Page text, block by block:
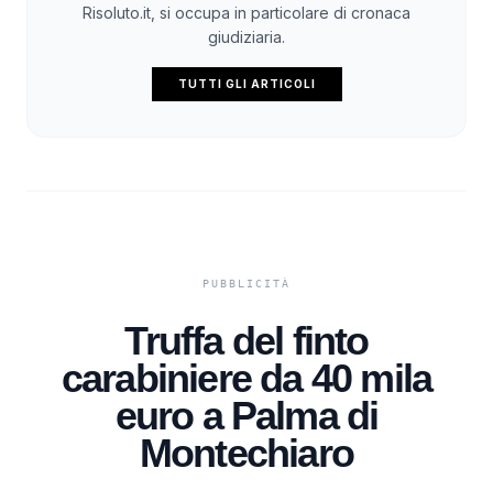
Risoluto.it, si occupa in particolare di cronaca
giudiziaria.
TUTTI GLI ARTICOLI
Truffa del finto
carabiniere da 40 mila
euro a Palma di
Montechiaro